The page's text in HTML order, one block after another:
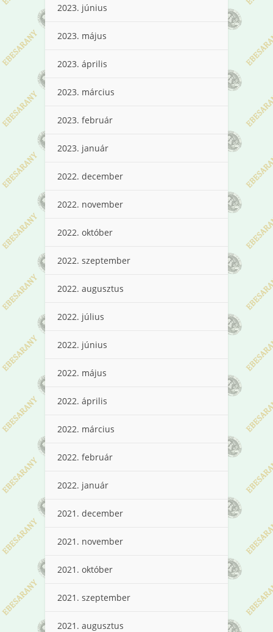
2023. június
2023. május
2023. április
2023. március
2023. február
2023. január
2022. december
2022. november
2022. október
2022. szeptember
2022. augusztus
2022. július
2022. június
2022. május
2022. április
2022. március
2022. február
2022. január
2021. december
2021. november
2021. október
2021. szeptember
2021. augusztus